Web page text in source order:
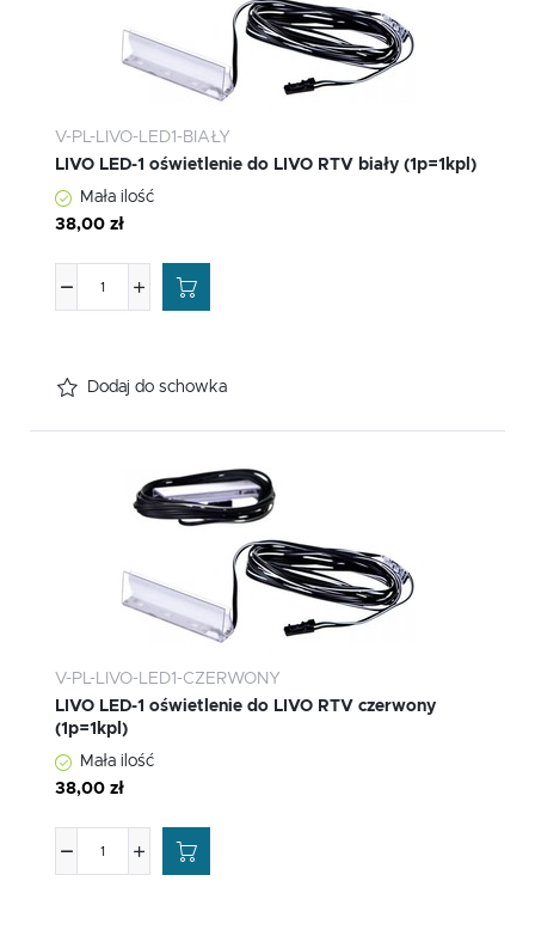
V-PL-LIVO-LED1-BIAŁY
LIVO LED-1 oświetlenie do LIVO RTV biały (1p=1kpl)
Mała ilość
38,00 zł
Dodaj do schowka
V-PL-LIVO-LED1-CZERWONY
LIVO LED-1 oświetlenie do LIVO RTV czerwony
(1p=1kpl)
Mała ilość
38,00 zł